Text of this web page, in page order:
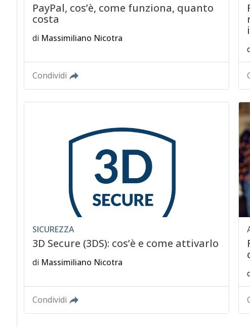
PayPal, cos’è, come funziona, quanto
costa
di Massimiliano Nicotra
Condividi
SICUREZZA
3D Secure (3DS): cos’è e come attivarlo
di Massimiliano Nicotra
Condividi